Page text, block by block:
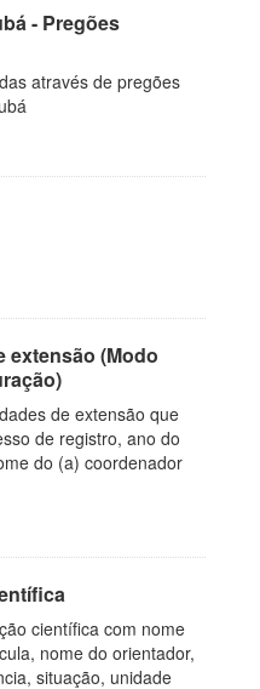
- Pregões
através de pregões
extensão (Modo
de extensão que
de registro, ano do
do (a) coordenador
científica com nome
nome do orientador,
situação, unidade